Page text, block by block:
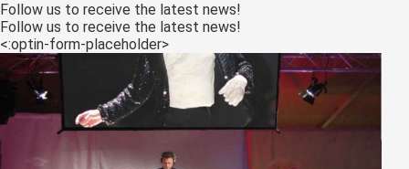
Follow us to receive the latest news!
Follow us to receive the latest news!
<:optin-form-placeholder>